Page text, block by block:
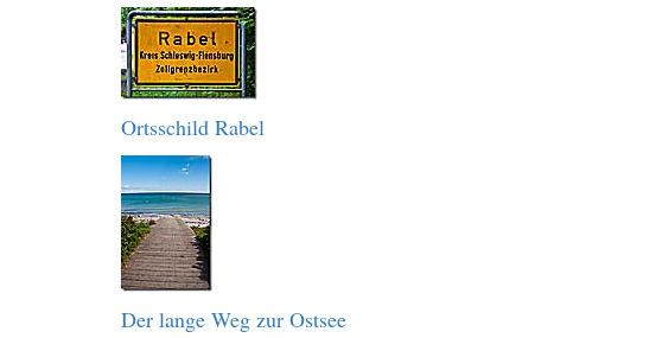
Ortsschild Rabel
Der lange Weg zur Ostsee